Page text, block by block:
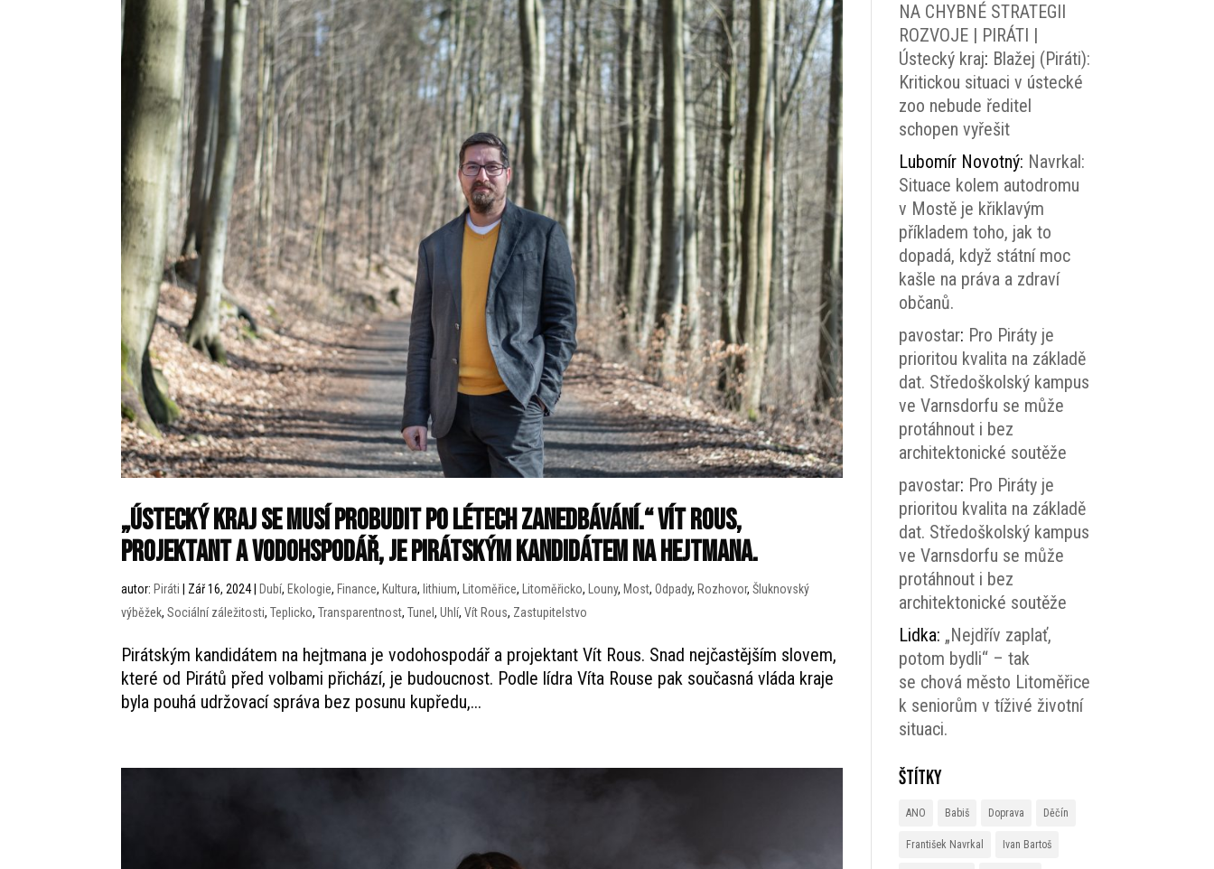
„ústecký kraj se musí probudit po létech zanedbávání.“ Vít Rous,
projektant a vodohspodář, je pirátským kandidátem na hejtmana.
autor: Piráti Zář 16, 2024| Dubí, Ekologie, Finance, Kultura, lithium, Litoměřice, Litoměřicko, Louny, Most,Odpady, Rozhovor,Šluknovský
výběžek,Sociální záležitosti,Teplicko,Transparentnost,Tunel,Uhlí,Vít Rous, Zastupitelstvo
Pirátským kandidátem na hejtmana je vodohospodář a projektant Vít Rous. Snad nejčastějším slovem,
které od Pirátů před volbami přichází, je budoucnost. Podle lídra Víta Rouse pak současná vláda kraje
byla pouhá udržovací správa bez posunu kupředu,...
NA CHYBNÉ STRATEGII
ROZVOJE | PIRÁTI |
Ústecký kraj: Blažej (Piráti):
Kritickou situaci v ústecké
zoo nebude ředitel
schopen vyřešit
Lubomír Novotný: Navrkal:
Situace kolem autodromu
v Mostě je křiklavým
příkladem toho, jak to
dopadá, když státní moc
kašle na práva a zdraví
občanů.
pavostar: Pro Piráty je
prioritou kvalita na základě
dat. Středoškolský kampus
ve Varnsdorfu se může
protáhnout i bez
architektonické soutěže
pavostar: Pro Piráty je
prioritou kvalita na základě
dat. Středoškolský kampus
ve Varnsdorfu se může
protáhnout i bez
architektonické soutěže
Lidka: „Nejdřív zaplať,
potom bydli“ – tak
se chová město Litoměřice
k seniorům v tíživé životní
situaci.
Štítky
ANO Babiš Doprava Děčín
František Navrkal Ivan Bartoš